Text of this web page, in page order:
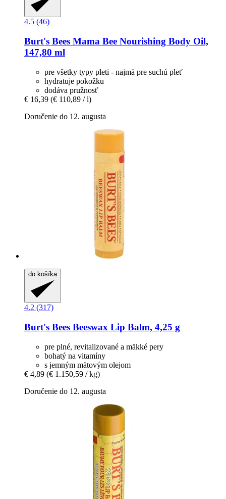
4.5 (46)
Burt's Bees Mama Bee Nourishing Body Oil,
147,80 ml
pre všetky typy pleti - najmä pre suchú pleť
hydratuje pokožku
dodáva pružnosť
€ 16,39 (€ 110,89 / l)
Doručenie do 12. augusta
do košíka
4.2 (317)
Burt's Bees Beeswax Lip Balm, 4,25 g
pre plné, revitalizované a mäkké pery
bohatý na vitamíny
s jemným mätovým olejom
€ 4,89 (€ 1.150,59 / kg)
Doručenie do 12. augusta